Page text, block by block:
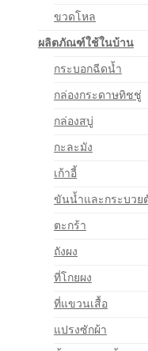
ขวดโหล
ผลิตภัณฑ์ใช้ในบ้าน
กระบอกฉีดน้ำ
กล่องกระดาษทิชชู่
กล่องสบู่
กะละมัง
เก้าอี้
ขันน้ำและกระบวย
ตะกร้า
ถังผง
ที่โกยผง
ที่แขวนเสื้อ
แปรงซักผ้า